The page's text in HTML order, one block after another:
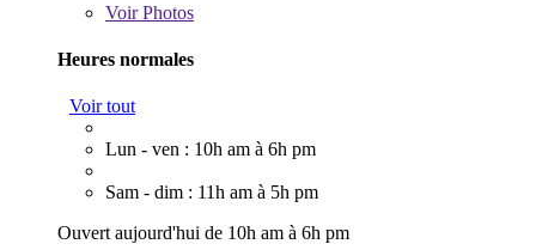
VoirPhotos
Heures normales
Voir tout
Lun - ven : 10h am à 6h pm
Sam - dim : 11h am à 5h pm
Ouvert aujourd'hui de 10h am à 6h pm